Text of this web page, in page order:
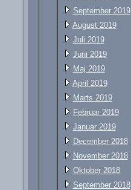
September 2019
August 2019
Juli 2019
Juni 2019
Maj 2019
April 2019
Marts 2019
Februar 2019
Januar 2019
December 2018
November 2018
Oktober 2018
September 2018